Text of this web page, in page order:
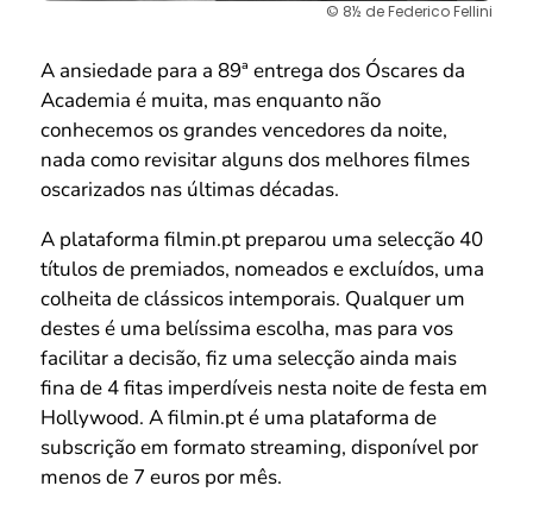
© 8½ de Federico Fellini
A ansiedade para a 89ª entrega dos Óscares da
Academia é muita, mas enquanto não
conhecemos os grandes vencedores da noite,
nada como revisitar alguns dos melhores filmes
oscarizados nas últimas décadas.
A plataforma filmin.pt preparou uma selecção 40
títulos de premiados, nomeados e excluídos, uma
colheita de clássicos intemporais. Qualquer um
destes é uma belíssima escolha, mas para vos
facilitar a decisão, fiz uma selecção ainda mais
fina de 4 fitas imperdíveis nesta noite de festa em
Hollywood. A filmin.pt é uma plataforma de
subscrição em formato streaming, disponível por
menos de 7 euros por mês.